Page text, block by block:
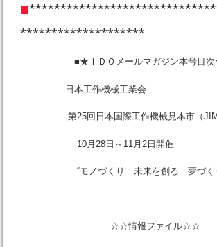
■
********************
■★ＩＤＯメールマガジン本号目
日本工作機械工業会
第25回日本国際工作機械見本市（
10月28日～11月2日開催
“モノづくり 未来を創る 夢づく
☆☆情報ファイル